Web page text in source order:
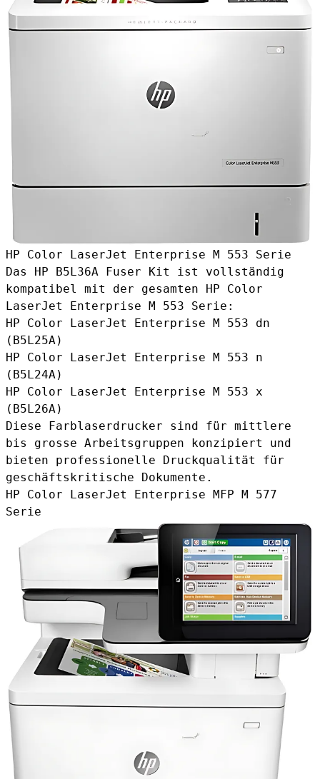
HP Color LaserJet Enterprise M 553 Serie
Das HP B5L36A Fuser Kit ist vollständig
kompatibel mit der gesamten HP Color
LaserJet Enterprise M 553 Serie:
HP Color LaserJet Enterprise M 553 dn
(B5L25A)
HP Color LaserJet Enterprise M 553 n
(B5L24A)
HP Color LaserJet Enterprise M 553 x
(B5L26A)
Diese Farblaserdrucker sind für mittlere
bis grosse Arbeitsgruppen konzipiert und
bieten professionelle Druckqualität für
geschäftskritische Dokumente.
HP Color LaserJet Enterprise MFP M 577
Serie